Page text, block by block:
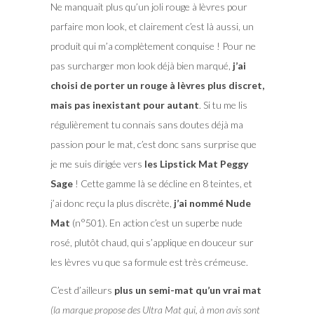
Ne manquait plus qu’un joli rouge à lèvres pour
parfaire mon look, et clairement c’est là aussi, un
produit qui m’a complètement conquise ! Pour ne
pas surcharger mon look déjà bien marqué, j’ai
choisi de porter un rouge à lèvres plus discret,
mais pas inexistant pour autant. Si tu me lis
régulièrement tu connais sans doutes déjà ma
passion pour le mat, c’est donc sans surprise que
je me suis dirigée vers les Lipstick Mat Peggy
Sage! Cette gamme là se décline en 8 teintes, et
j’ai donc reçu la plus discrète, j’ai nommé Nude
Mat (n°501). En action c’est un superbe nude
rosé, plutôt chaud, qui s’applique en douceur sur
les lèvres vu que sa formule est très crémeuse.
C’est d’ailleurs plus un semi-mat qu’un vrai mat
(la marque propose des Ultra Mat qui, à mon avis sont